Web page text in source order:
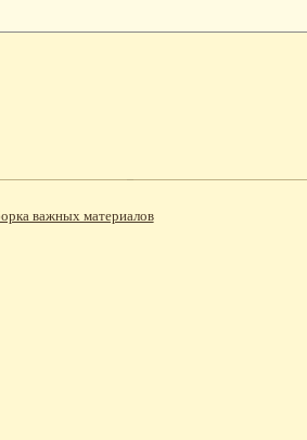
важных материалов